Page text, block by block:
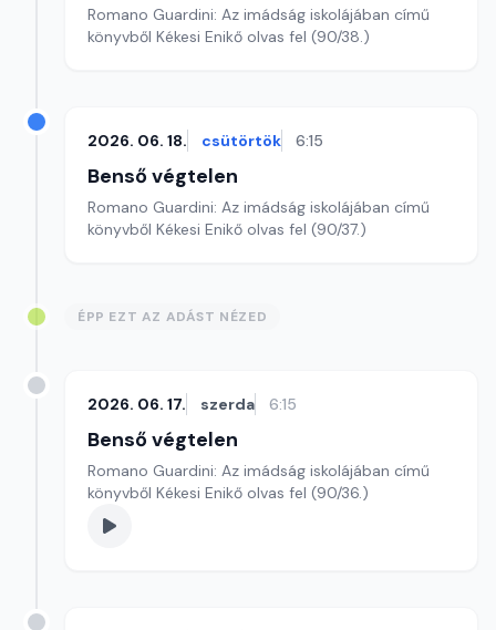
Romano Guardini: Az imádság iskolájában című
könyvből Kékesi Enikő olvas fel (90/38.)
2026. 06. 18. csütörtök 6:15
Benső végtelen
Romano Guardini: Az imádság iskolájában című
könyvből Kékesi Enikő olvas fel (90/37.)
ÉPP EZT AZ ADÁST NÉZED
2026. 06. 17. szerda 6:15
Benső végtelen
Romano Guardini: Az imádság iskolájában című
könyvből Kékesi Enikő olvas fel (90/36.)